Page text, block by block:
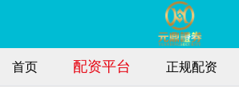
首页 配资平台 正规配资